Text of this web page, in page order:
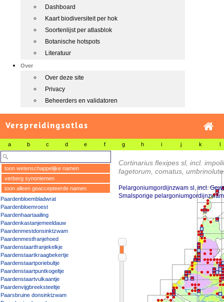
Dashboard
Kaart biodiversiteit per hok
Soortenlijst per atlasblok
Botanische hotspots
Literatuur
Over
Over deze site
Privacy
Beheerders en validatoren
Verspreidingsatlas
a b c d e f g h i j k l
toon wetenschappelijke namen
verberg synoniemen
toon alleen geaccepteerde namen
Paardenbloembladwrat
Paardenbloemroest
Paardenhaartaailing
Paardenkastanjemeeldauw
Paardenmestdonsinktzwam
Paardenmestfranjehoed
Paardenstaartfranjekelkje
Paardenstaartkraagbekertje
Paardenstaartporiebultje
Paardenstaartpuntkogeltje
Paardenstaartvulkaantje
Paardenvijgbreeksteeltje
Paarsbruine donsinktzwam
Cortinarius flexipes sl, incl.
fagetorum, comatus,
Pelargoniumgordijnzwam sl, incl.
Smalsporige pelargoniumgordijnzwam